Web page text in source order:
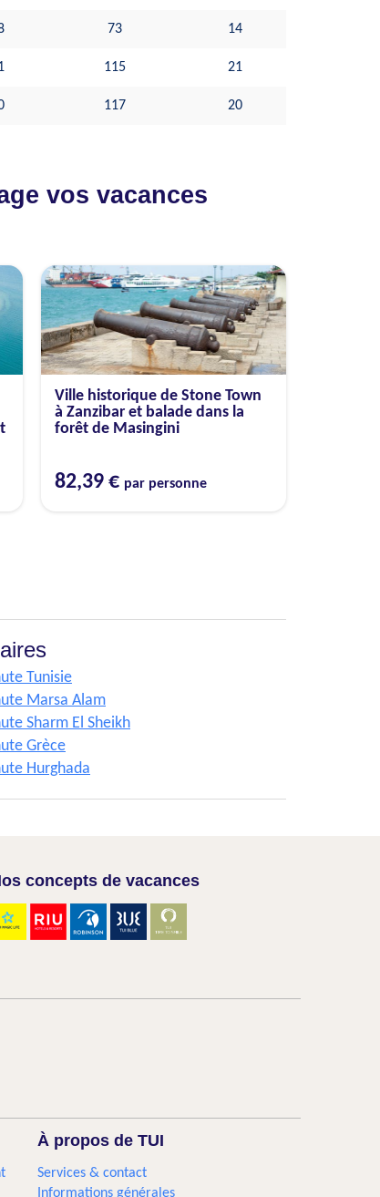
73 14
115 21
117 20
vos vacances
Ville historique de Stone Town
à Zanzibar et balade dans la
forêt de Masingini
82,39 € par personne
Tunisie
Marsa Alam
Sharm El Sheikh
Grèce
Hurghada
concepts de vacances
À propos de TUI
Services & contact
Informations générales